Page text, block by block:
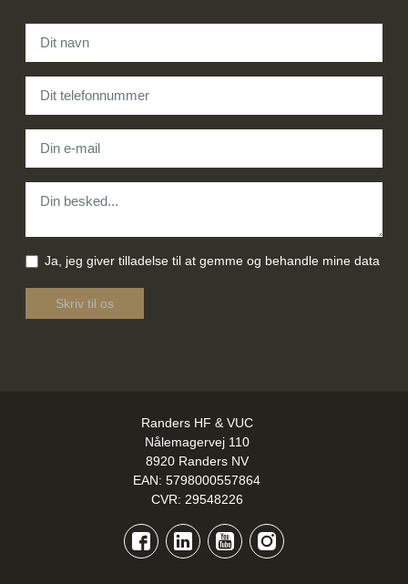
Samtykke *
Ja, jeg giver tilladelse til at gemme og behandle mine data
Recaptcha V3
Skriv til os
Randers HF & VUC
Nålemagervej 110
8920 Randers NV
EAN: 5798000557864
CVR: 29548226
FacebookLinkedInYouTubeInstagram